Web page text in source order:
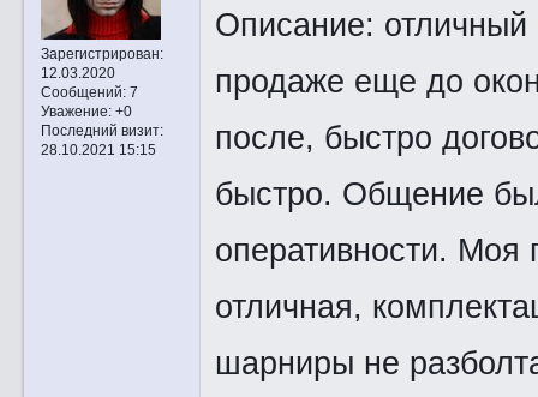
Зарегистрирован:
12.03.2020
Сообщений:7
Уважение: +0
Последний визит:
28.10.2021 15:15
Описание: отличный
продаже еще до
после, быстро
быстро. Общение
оперативности. Моя
отличная,
шарниры не